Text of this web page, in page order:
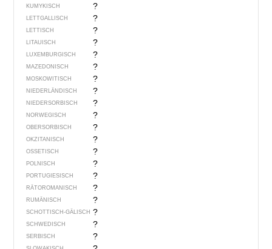
KUMYKISCH ?
LETTGALLISCH ?
LETTISCH ?
LITAUISCH ?
LUXEMBURGISCH ?
MAZEDONISCH ?
MOSKOWITISCH ?
NIEDERLÄNDISCH ?
NIEDERSORBISCH ?
NORWEGISCH ?
OBERSORBISCH ?
OKZITANISCH ?
OSSETISCH ?
POLNISCH ?
PORTUGIESISCH ?
RÄTOROMANISCH ?
RUMÄNISCH ?
SCHOTTISCH-GÄLISCH ?
SCHWEDISCH ?
SERBISCH ?